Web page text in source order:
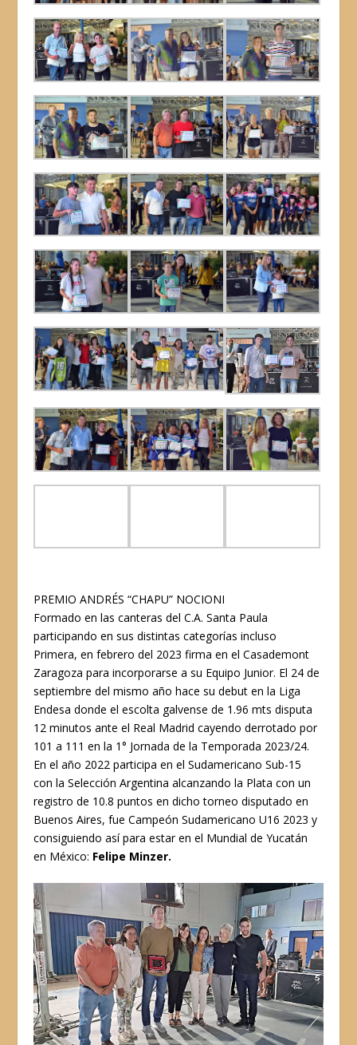
PREMIO ANDRÉS “CHAPU” NOCIONI
Formado en las canteras del C.A. Santa Paula
participando en sus distintas categorías incluso
Primera, en febrero del 2023 firma en el Casademont
Zaragoza para incorporarse a su Equipo Junior. El 24 de
septiembre del mismo año hace su debut en la Liga
Endesa donde el escolta galvense de 1.96 mts disputa
12 minutos ante el Real Madrid cayendo derrotado por
101 a 111 en la 1° Jornada de la Temporada 2023/24.
En el año 2022 participa en el Sudamericano Sub-15
con la Selección Argentina alcanzando la Plata con un
registro de 10.8 puntos en dicho torneo disputado en
Buenos Aires, fue Campeón Sudamericano U16 2023 y
consiguiendo así para estar en el Mundial de Yucatán
en México: Felipe Minzer.